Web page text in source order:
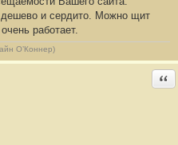
дешево и сердито. Можно щит
работает.
О’Коннер)